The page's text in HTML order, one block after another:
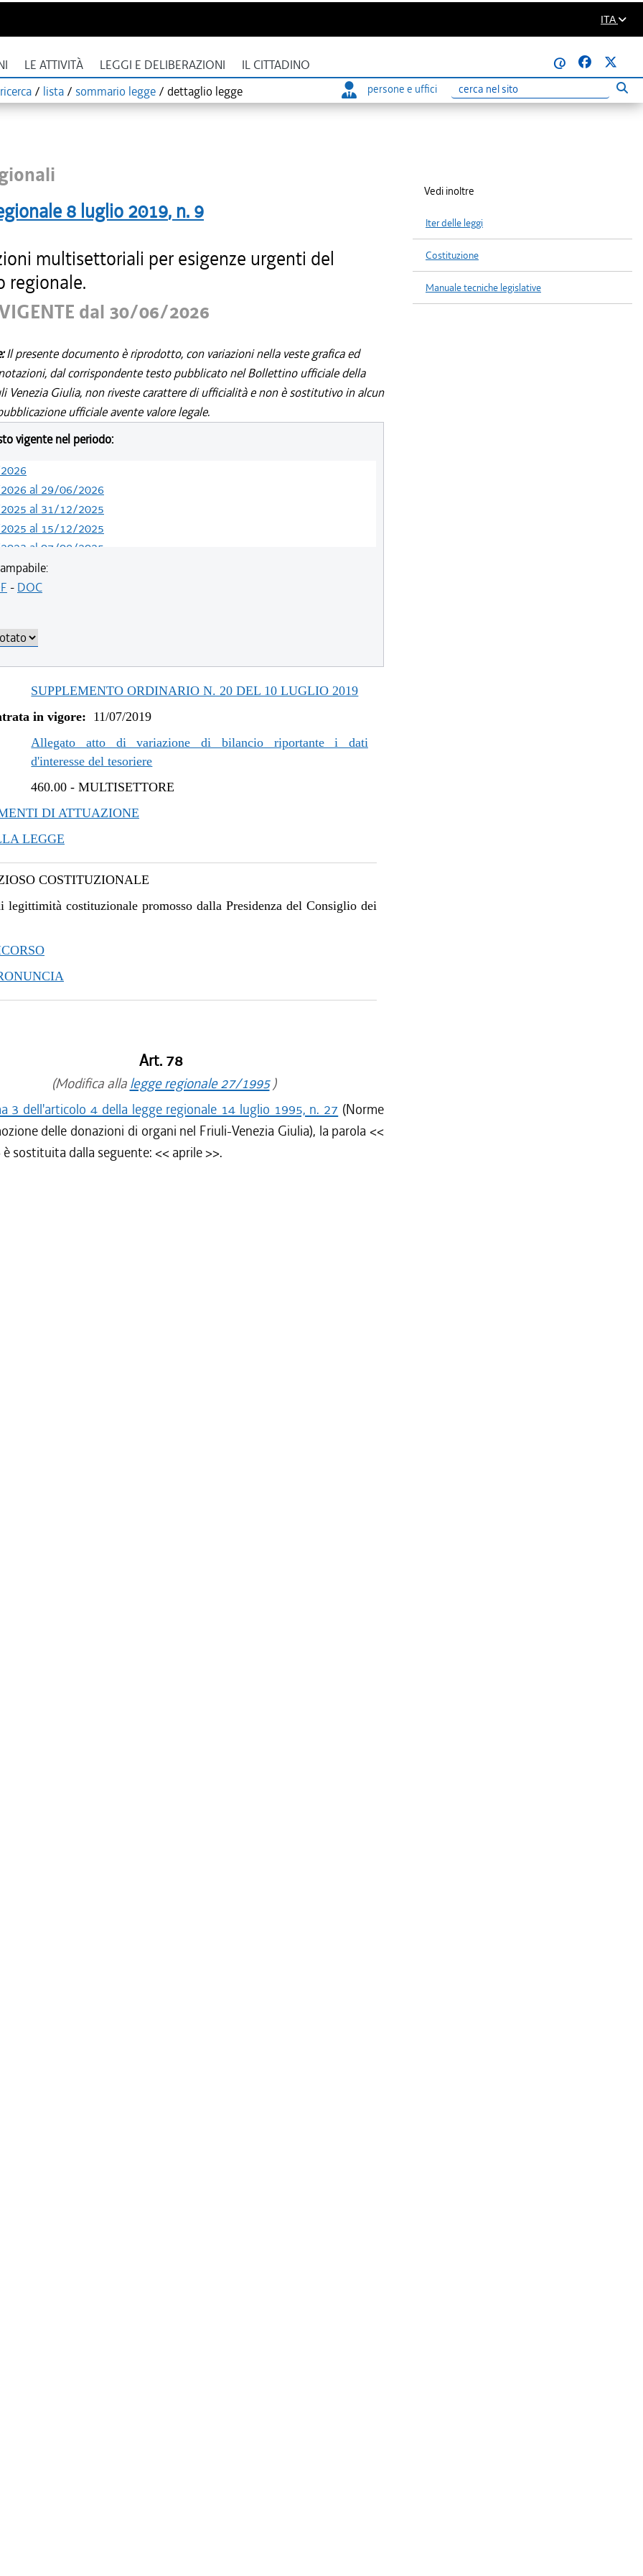
ITA
LE ATTIVITÀ LEGGI E DELIBERAZIONI IL CITTADINO
@
ricerca / lista / sommario legge / dettaglio legge persone e uffici
Ricerca
8 luglio 2019, n. 9
multisettoriali per esigenze urgenti del
regionale.
dal 30/06/2026
Il presente documento è riprodotto, con variazioni nella veste grafica ed
dal corrispondente testo pubblicato nel Bollettino ufficiale della
Venezia Giulia, non riveste carattere di ufficialità e non è sostitutivo in alcun
ufficiale avente valore legale.
vigente nel periodo:
al 29/06/2026
al 31/12/2025
al 15/12/2025
al 07/08/2025
al 06/03/2023
al 22/02/2023
al 15/12/2021
al 19/05/2021
al 26/04/2021
al 31/12/2020
al 23/12/2020
al 10/08/2020
2019 al 31/12/2019
al 06/11/2019
- DOC
SUPPLEMENTO ORDINARIO N. 20 DEL 10 LUGLIO 2019
in vigore: 11/07/2019
Allegato atto di variazione di bilancio riportante i dati
d'interesse del tesoriere
460.00 -MULTISETTORE
DI ATTUAZIONE
LEGGE
COSTITUZIONALE
legittimità costituzionale promosso dalla Presidenza del Consiglio dei
Art. 78
(Modifica alla legge regionale 27/1995)
3 dell'articolo 4 della legge regionale 14 luglio 1995, n. 27 (Norme
delle donazioni di organi nel Friuli-Venezia Giulia), la parola <<
è sostituita dalla seguente: << aprile>>.
Vedi inoltre
Iter delle leggi
Costituzione
Manuale tecniche legislative